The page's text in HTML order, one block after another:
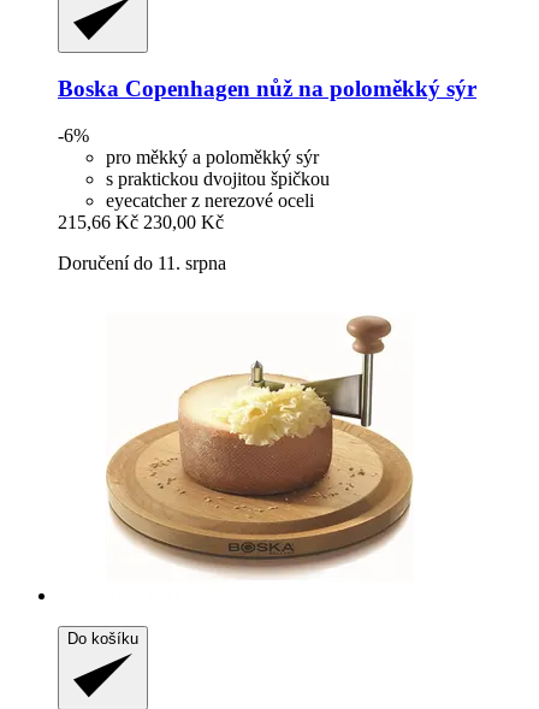
Boska Copenhagen nůž na poloměkký sýr
-6%
pro měkký a poloměkký sýr
s praktickou dvojitou špičkou
eyecatcher z nerezové oceli
215,66 Kč 230,00 Kč
Doručení do 11. srpna
Do košíku